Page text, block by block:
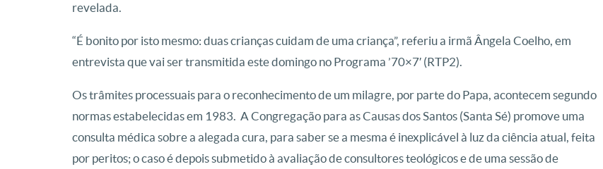
revelada.
“É bonito por isto mesmo: duas crianças cuidam de uma criança”, referiu a irmã Ângela Coelho, em
entrevista que vai ser transmitida este domingo no Programa ’70×7′ (RTP2).
Os trâmites processuais para o reconhecimento de um milagre, por parte do Papa, acontecem segundo
normas estabelecidas em 1983. A Congregação para as Causas dos Santos (Santa Sé) promove uma
consulta médica sobre a alegada cura, para saber se a mesma é inexplicável à luz da ciência atual, feita
por peritos; o caso é depois submetido à avaliação de consultores teológicos e de uma sessão de